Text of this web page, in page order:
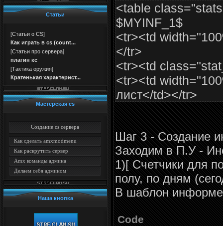
Статьи
[Статьи о CS]
Как играть в cs (count...
[Статьи про сервера]
плагин кс
[Тактика оружия]
Кратенькая характерист...
Мастерская cs
Создание cs сервера
Как сделать amxmodmenu
Как раскрутить сервер
Amx команды админа
Делаем себя админом
Наша кнопка
<table
$MYINF_1$
<tr><td
</tr>
<tr><td
<tr><td
лист</td></tr>
<script src="http://
<tr><td
</tr>
<tr><td
посетили</td></
<tr><td
</table>
Шаг 3 - Создание
Заходим в П.У -
1)[ Счетчики для
полу, по дням
В шаблон
Code